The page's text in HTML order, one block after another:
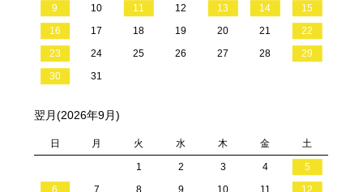
9
10 11 12 13 14
15
16
17 18 19 20 21
22
23
24 25 26 27 28
29
30
31
翌月(2026年9月)
日 月 火 水 木 金 土
1 2 3 4
5
6
7 8 9 10 11
12